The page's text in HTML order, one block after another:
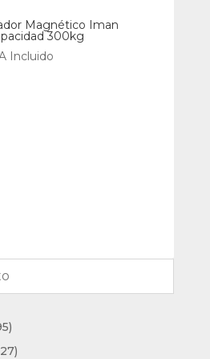
Magnético Iman
300kg
Incluido
3495
productos
2727